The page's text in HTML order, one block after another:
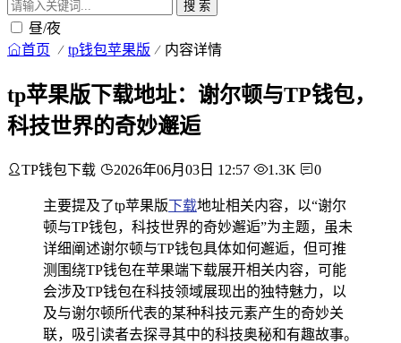
搜 索
昼/夜
首页 tp钱包苹果版 内容详情
tp苹果版下载地址：谢尔顿与TP钱包，
科技世界的奇妙邂逅
TP钱包下载 2026年06月03日 12:57 1.3K 0
主要提及了tp苹果版下载地址相关内容，以“谢尔
顿与TP钱包，科技世界的奇妙邂逅”为主题，虽未
详细阐述谢尔顿与TP钱包具体如何邂逅，但可推
测围绕TP钱包在苹果端下载展开相关内容，可能
会涉及TP钱包在科技领域展现出的独特魅力，以
及与谢尔顿所代表的某种科技元素产生的奇妙关
联，吸引读者去探寻其中的科技奥秘和有趣故事。